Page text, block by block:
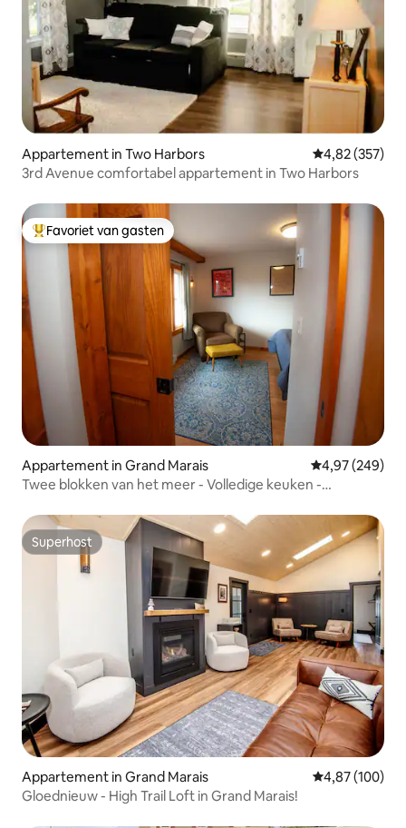
Appartement in Two Harbors Gemiddelde
4,82 (357)
3rd Avenue comfortabel appartement in Two Harbors
Topfavoriet van gasten
Favoriet van gasten
Appartement in Grand Marais Gemiddelde
4,97 (249)
Twee blokken van het meer - Volledige keuken -
Superhost
Superhost
Appartement in Grand Marais Gemiddelde
4,87 (100)
Gloednieuw - High Trail Loft in Grand Marais!